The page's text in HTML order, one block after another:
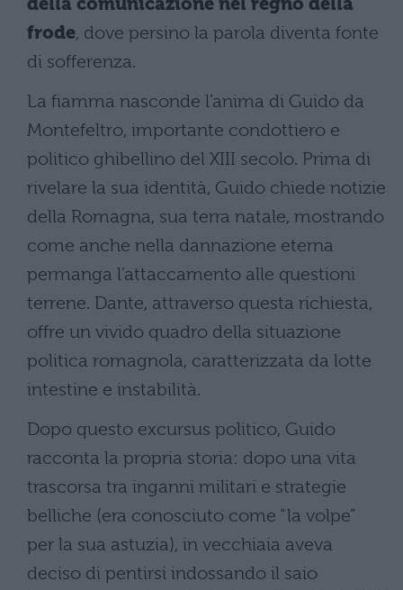
frode, dove persino la parola diventa fonte
di sofferenza.
La fiamma nasconde l’anima di Guido da
Montefeltro, importante condottiero e
politico ghibellino del XIII secolo. Prima di
rivelare la sua identità, Guido chiede notizie
della Romagna, sua terra natale, mostrando
come anche nella dannazione eterna
permanga l’attaccamento alle questioni
terrene. Dante, attraverso questa richiesta,
offre un vivido quadro della situazione
politica romagnola, caratterizzata da lotte
intestine e instabilità.
Dopo questo excursus politico, Guido
racconta la propria storia: dopo una vita
trascorsa tra inganni militari e strategie
belliche (era conosciuto come “la volpe”
per la sua astuzia), in vecchiaia aveva
deciso di pentirsi indossando il saio